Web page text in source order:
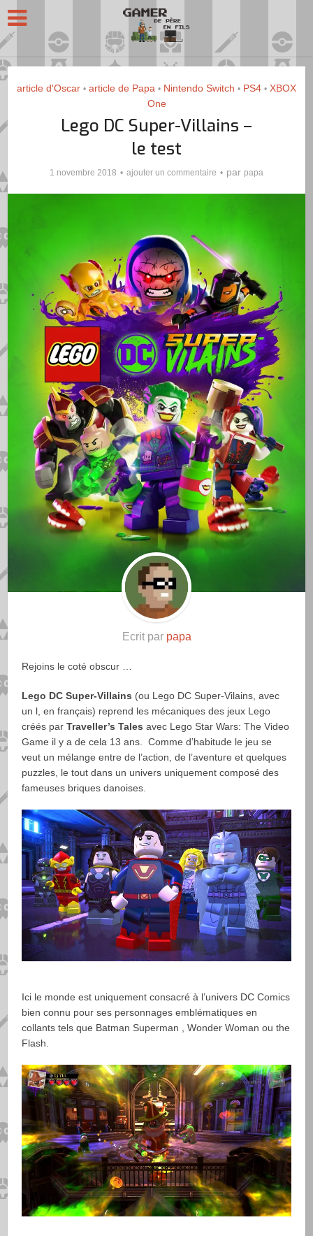
article d'Oscar • article de Papa • Nintendo Switch • PS4 • XBOX
One
Lego DC Super-Villains –
le test
1 novembre 2018 ajouter un commentaire par papa
Ecrit par papa
Rejoins le coté obscur …
Lego DC Super-Villains (ou Lego DC Super-Vilains, avec
un l, en français) reprend les mécaniques des jeux Lego
créés parTraveller’s Tales avec Lego Star Wars: The Video
Game il y a de cela 13 ans. Comme d’habitude le jeu se
veut un mélange entre de l’action, de l’aventure et quelques
puzzles, le tout dans un univers uniquement composé des
fameuses briques danoises.
Ici le monde est uniquement consacré à l’univers DC Comics
bien connu pour ses personnages emblématiques en
collants tels que Batman Superman , Wonder Woman ou the
Flash.